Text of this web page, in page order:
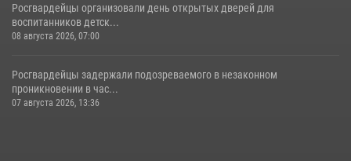
Росгвардейцы организовали день открытых дверей для
воспитанников детск...
08 августа 2026, 07:00
Росгвардейцы задержали подозреваемого в незаконном
проникновении в час...
07 августа 2026, 13:36